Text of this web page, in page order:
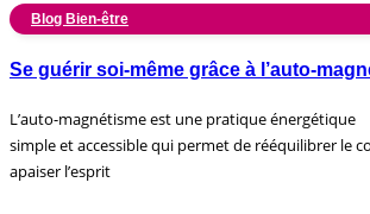
Blog Bien-être
Se guérir soi-même grâce à l’auto-
L’auto-magnétisme est une pratique énergétique
simple et accessible qui permet de rééquilibrer le
apaiser l’esprit